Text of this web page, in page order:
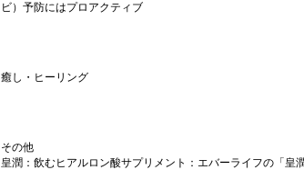
ビ）予防にはプロアクティブ
癒し・ヒーリング
その他
皇潤：飲むヒアルロン酸サプリメント ：エバーライフの「皇